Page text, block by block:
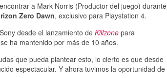
a Mark Norris (Productor del juego) durante
Zero Dawn, exclusivo para Playstation 4.
desde el lanzamiento de Killzone para
ha mantenido por más de 10 años.
que pueda plantear esto, lo cierto es que desde
espectacular. Y ahora tuvimos la oportunidad de